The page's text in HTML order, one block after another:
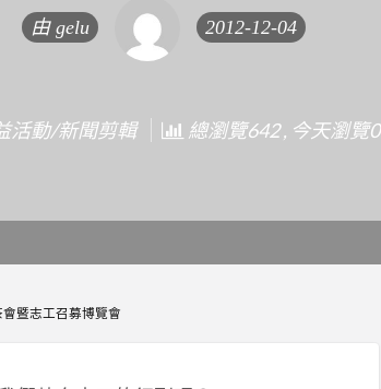
由 gelu 2012-12-04
活動/新聞剪輯 總瀏覽642 , 今天瀏覽0
暨志工召募博覽會